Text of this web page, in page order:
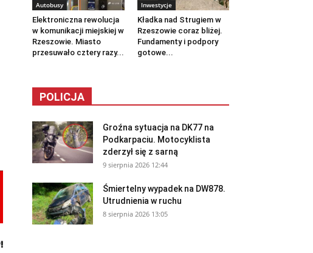
Autobusy
Elektroniczna rewolucja
w komunikacji miejskiej w
Rzeszowie. Miasto
przesuwało cztery razy...
Inwestycje
Kładka nad Strugiem w
Rzeszowie coraz bliżej.
Fundamenty i podpory
gotowe...
POLICJA
Groźna sytuacja na DK77 na
Podkarpaciu. Motocyklista
zderzył się z sarną
9 sierpnia 2026 12:44
Śmiertelny wypadek na DW878.
Utrudnienia w ruchu
8 sierpnia 2026 13:05